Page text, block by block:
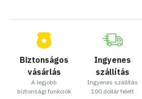
Biztonságos
vásárlás
A legjobb
biztonsági funkciók
Ingyenes
szállítás
Ingyenes szállítás
100 dollár felett